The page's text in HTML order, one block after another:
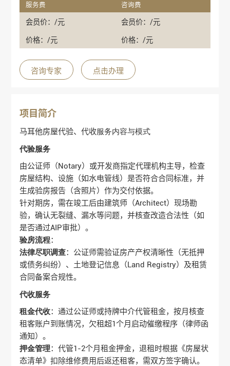
服务费 咨询费
会员价：/元 会员价：/元
价格：/元 价格：/元
咨询专家 点击办理
项目简介
马耳他房屋代验、代收服务内容与模式
代验服务
由公证师（Notary）或开发商指定代理机构主导，检查
房屋结构、设施（如水电管线）是否符合合同标准，并
生成验房报告（含照片）作为交付依据‌。
针对期房，需在竣工后由建筑师（Architect）现场勘
验，确认无裂缝、漏水等问题，并核查改造合法性（如
是否通过AIP审批）‌。
验房流程‌：
法律尽职调查‌：公证师需验证房产产权清晰性（无抵押
或债务纠纷）、土地登记信息（Land Registry）及租赁
合同备案合规性‌。
代收服务
租金代收‌：通过公证师或持牌中介代管租金，按月核查
租客账户到账情况，欠租超1个月启动催缴程序（律师函
通知）‌。
押金管理‌：代管1-2个月租金押金，退租时根据《房屋状
态清单》扣除维修费用后返还租客，需双方签字确认‌。